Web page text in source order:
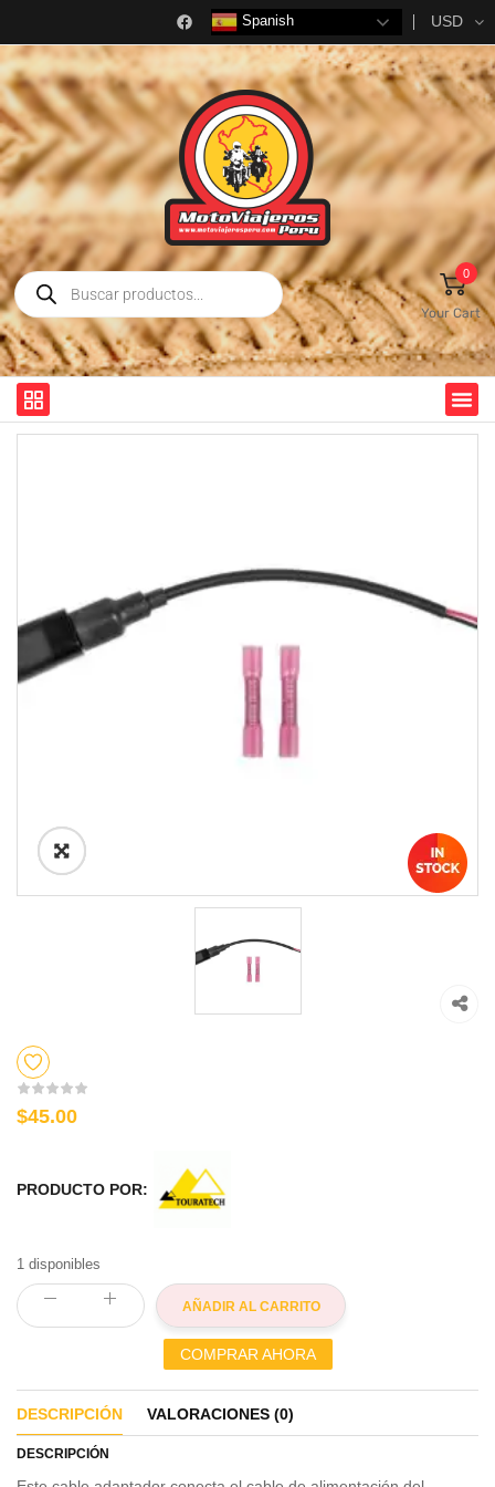
Spanish USD
0
Your Cart
$45.00
PRODUCTO POR:
1 disponibles
AÑADIR AL CARRITO
COMPRAR AHORA
DESCRIPCIÓN VALORACIONES (0)
DESCRIPCIÓN